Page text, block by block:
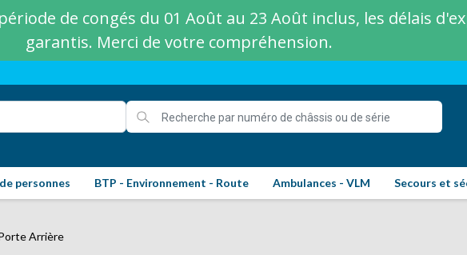
de congés du 01 Août au 23 Août inclus, les délais
garantis. Merci de votre compréhension.
personnes BTP - Environnement - Route Ambulances - VLM Secours et
Arrière